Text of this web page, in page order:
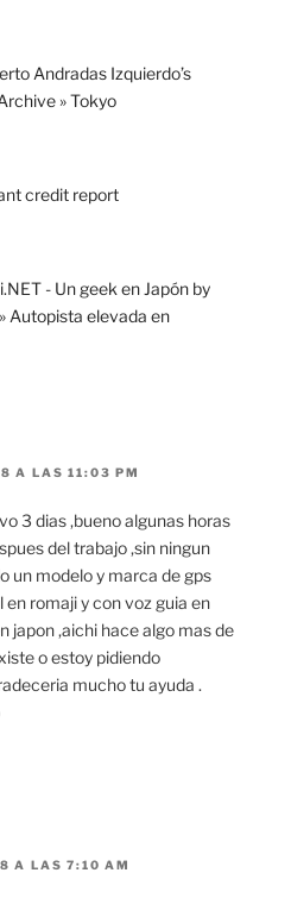
Andradas Izquierdo’s
» Tokyo
credit report
- Un geek en Japón by
Autopista elevada en
A LAS 11:03 PM
3 dias ,bueno algunas horas
del trabajo ,sin ningun
un modelo y marca de gps
romaji y con voz guia en
japon ,aichi hace algo mas de
o estoy pidiendo
mucho tu ayuda .
A LAS 7:10 AM